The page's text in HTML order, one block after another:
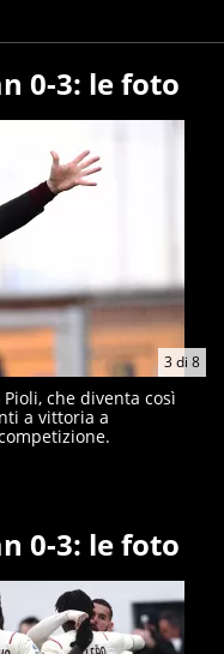
0-3: le foto
3di 8
che diventa così
a vittoria a
0-3: le foto